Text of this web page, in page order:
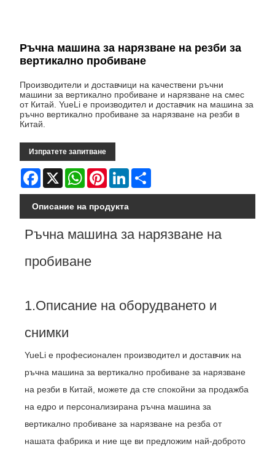
Ръчна машина за нарязване на резби за
вертикално пробиване
Производители и доставчици на качествени ръчни
машини за вертикално пробиване и нарязване на смес
от Китай. YueLi е производител и доставчик на машина за
ръчно вертикално пробиване за нарязване на резби в
Китай.
Изпратете запитване
Facebook
X WhatsAppPinterestLinkedIn
Описание на продукта
Ръчна машина за нарязване на
пробиване
1.Описание на оборудването и
снимки
YueLi е професионален производител и доставчик на
ръчна машина за вертикално пробиване за нарязване
на резби в Китай, можете да сте спокойни за продажба
на едро и персонализирана ръчна машина за
вертикално пробиване за нарязване на резба от
нашата фабрика и ние ще ви предложим най-доброто